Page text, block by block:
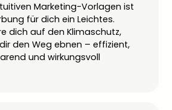
Marketing-Vorlagen ist
für dich ein Leichtes.
dich auf den Klimaschutz,
den Weg ebnen – effizient,
und wirkungsvoll